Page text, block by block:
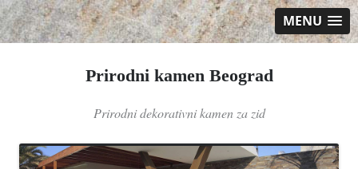
MENU
Prirodni kamen Beograd
Prirodni dekorativni kamen za zid